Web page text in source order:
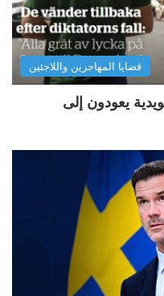
قضايا المهاجرين واللاجئين
يعودون إلى